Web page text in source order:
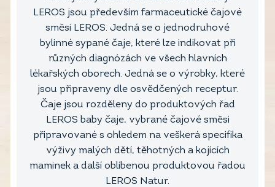
LEROS jsou především farmaceutické čajové
směsi LEROS. Jedná se o jednodruhové
bylinné sypané čaje, které lze indikovat při
různých diagnózách ve všech hlavních
lékařských oborech. Jedná se o výrobky, které
jsou připraveny dle osvědčených receptur.
Čaje jsou rozděleny do produktových řad
LEROS baby čaje, vybrané čajové směsi
připravované s ohledem na veškerá specifika
výživy malých dětí, těhotných a kojících
maminek a další oblíbenou produktovou řadou
LEROS Natur.